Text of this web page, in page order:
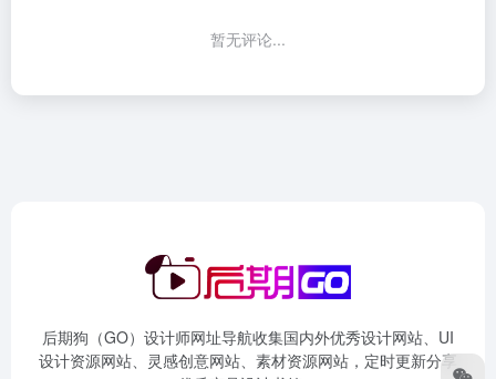
暂无评论...
后期狗（GO）设计师网址导航收集国内外优秀设计网站、UI
设计资源网站、灵感创意网站、素材资源网站，定时更新分享